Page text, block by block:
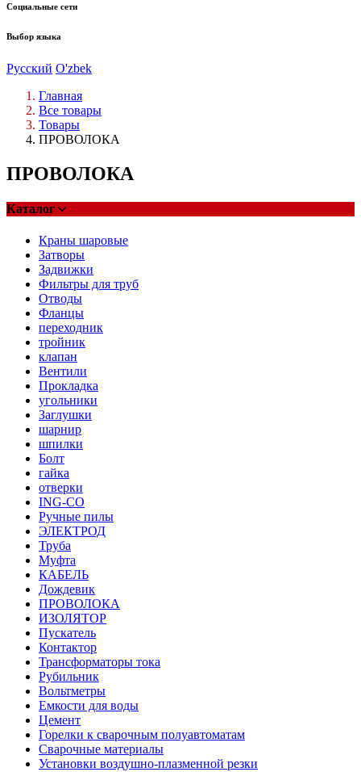
Социальные сети
Выбор языка
Русский O'zbek
Главная
Все товары
Товары
ПРОВОЛОКА
ПРОВОЛОКА
Каталог
Краны шаровые
Затворы
Задвижки
Фильтры для труб
Отводы
Фланцы
переходник
тройник
клапан
Вентили
Прокладка
угольники
Заглушки
шарнир
шпилки
Болт
гайка
отверки
ING-CO
Ручные пилы
ЭЛЕКТРОД
Труба
Муфта
КАБЕЛЬ
Дождевик
ПРОВОЛОКА
ИЗОЛЯТОР
Пускатель
Контактор
Трансформаторы тока
Рубильник
Вольтметры
Емкости для воды
Цемент
Горелки к сварочным полуавтоматам
Сварочные материалы
Установки воздушно-плазменной резки